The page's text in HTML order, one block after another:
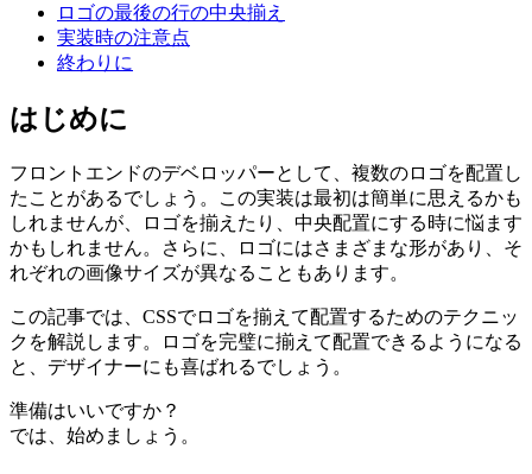
ロゴの最後の行の中央揃え
実装時の注意点
終わりに
はじめに
フロントエンドのデベロッパーとして、複数のロゴを配置し
たことがあるでしょう。この実装は最初は簡単に思えるかも
しれませんが、ロゴを揃えたり、中央配置にする時に悩ます
かもしれません。さらに、ロゴにはさまざまな形があり、そ
れぞれの画像サイズが異なることもあります。
この記事では、CSSでロゴを揃えて配置するためのテクニッ
クを解説します。ロゴを完璧に揃えて配置できるようになる
と、デザイナーにも喜ばれるでしょう。
準備はいいですか？
では、始めましょう。